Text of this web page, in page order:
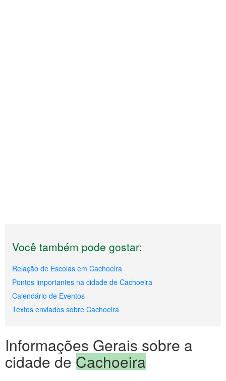
Você também pode gostar:
Relação de Escolas em Cachoeira
Pontos importantes na cidade de Cachoeira
Calendário de Eventos
Textos enviados sobre Cachoeira
Informações Gerais sobre a
cidade de Cachoeira